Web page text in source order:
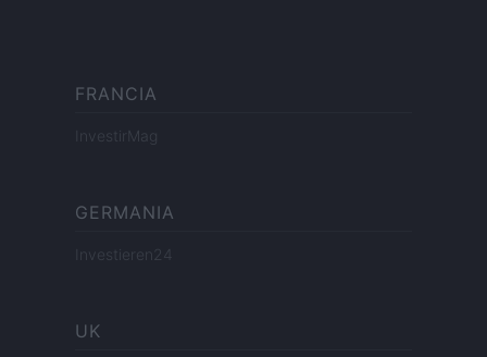
FRANCIA
InvestirMag
GERMANIA
Investieren24
UK